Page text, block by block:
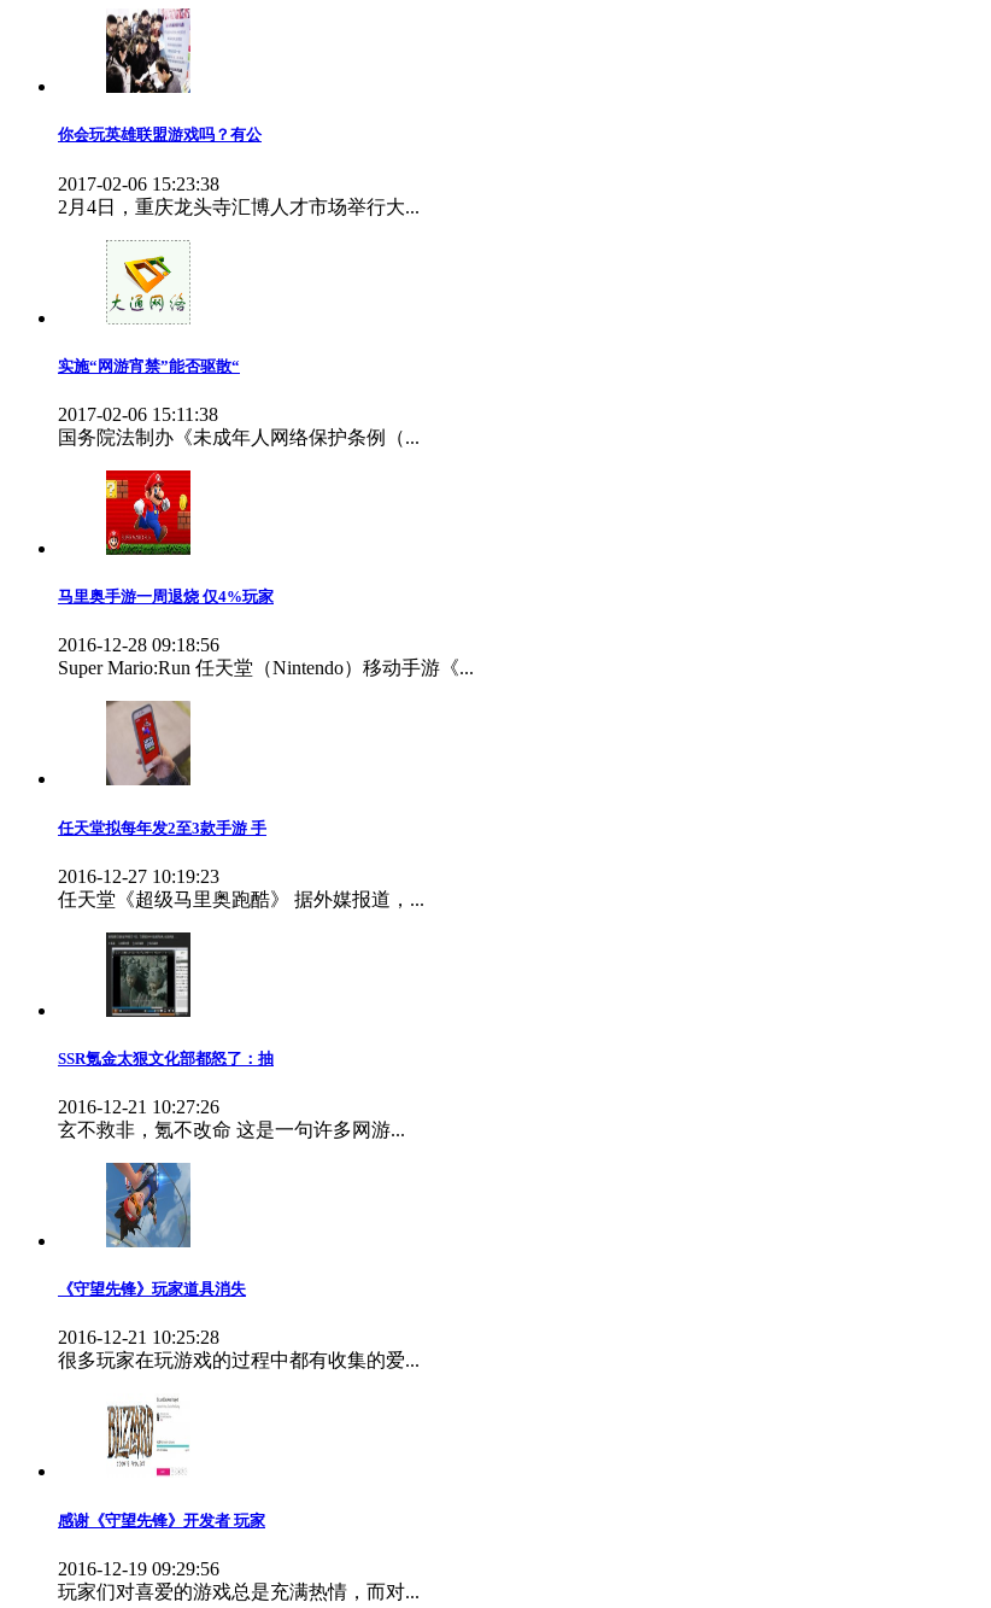
你会玩英雄联盟游戏吗？有公
2017-02-06 15:23:38
2月4日，重庆龙头寺汇博人才市场举行大...
实施“网游宵禁”能否驱散“
2017-02-06 15:11:38
国务院法制办《未成年人网络保护条例（...
马里奥手游一周退烧 仅4%玩家
2016-12-28 09:18:56
Super Mario:Run 任天堂（Nintendo）移动手游《...
任天堂拟每年发2至3款手游 手
2016-12-27 10:19:23
任天堂《超级马里奥跑酷》 据外媒报道，...
SSR氪金太狠文化部都怒了：抽
2016-12-21 10:27:26
玄不救非，氪不改命 这是一句许多网游...
《守望先锋》玩家道具消失
2016-12-21 10:25:28
很多玩家在玩游戏的过程中都有收集的爱...
感谢《守望先锋》开发者 玩家
2016-12-19 09:29:56
玩家们对喜爱的游戏总是充满热情，而对...